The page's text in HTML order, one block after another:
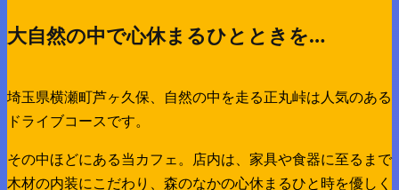
大自然の中で心休まるひとときを…
埼玉県横瀬町芦ヶ久保、自然の中を走る正丸峠は人気のある
ドライブコースです。
その中ほどにある当カフェ。店内は、家具や食器に至るまで
木材の内装にこだわり、森のなかの心休まるひと時を優しく